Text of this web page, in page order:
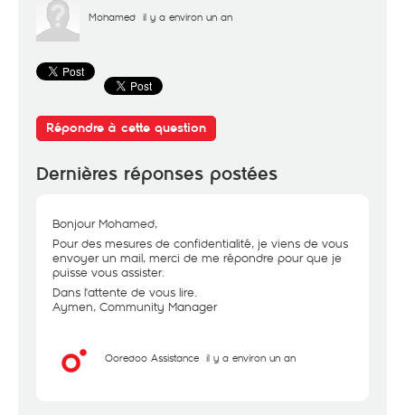
Mohamed il y a environ un an
Répondre à cette question
Dernières réponses postées
Bonjour Mohamed,
Pour des mesures de confidentialité, je viens de vous
envoyer un mail, merci de me répondre pour que je
puisse vous assister.
Dans l'attente de vous lire.
Aymen, Community Manager
Ooredoo Assistance il y a environ un an